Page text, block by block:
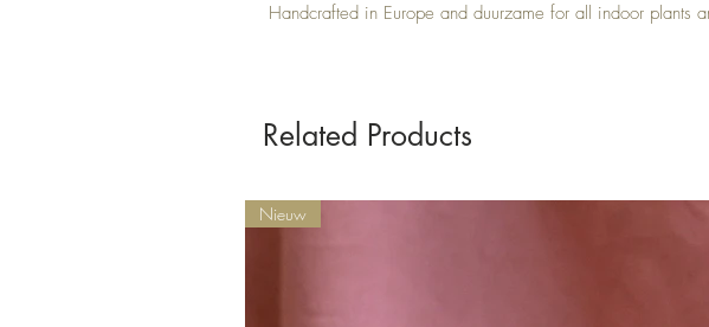
Handcrafted in Europe and duurzame for all indoor plants
Related Products
Nieuw